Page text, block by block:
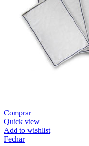
Comprar
Quick view
Add to wishlist
Fechar